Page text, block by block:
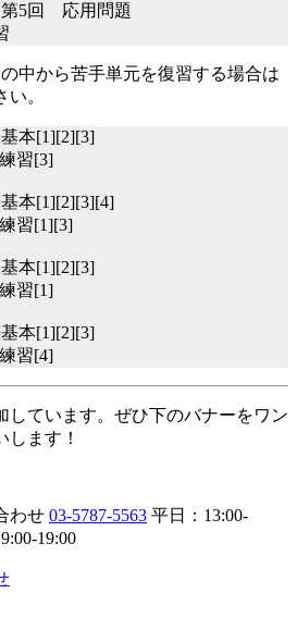
5回 応用問題
中から苦手単元を復習する場合は
。
本[1][2][3]
しています。ぜひ下のバナーをワン
します！
わせ 03-5787-5563 平日：13:00-
19:00